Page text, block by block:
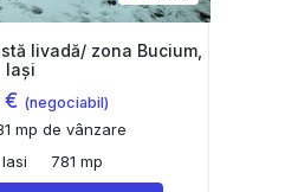
livadă/ zona Bucium,
Iași
€ (negociabil)
mp de vânzare
781 mp